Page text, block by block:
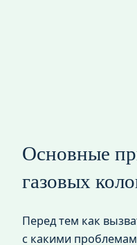
Основные
газовых
Перед тем как
с какими